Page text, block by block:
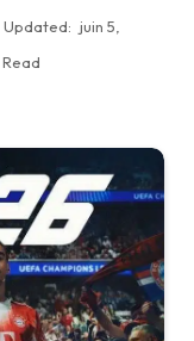
Updated: juin 5,
Read